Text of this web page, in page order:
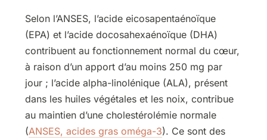
Selon l’ANSES, l’acide eicosapentaénoïque
(EPA) et l’acide docosahexaénoïque (DHA)
contribuent au fonctionnement normal du cœur,
à raison d’un apport d’au moins 250 mg par
jour ; l’acide alpha-linolénique (ALA), présent
dans les huiles végétales et les noix, contribue
au maintien d’une cholestérolémie normale
(ANSES, acides gras oméga-3). Ce sont des